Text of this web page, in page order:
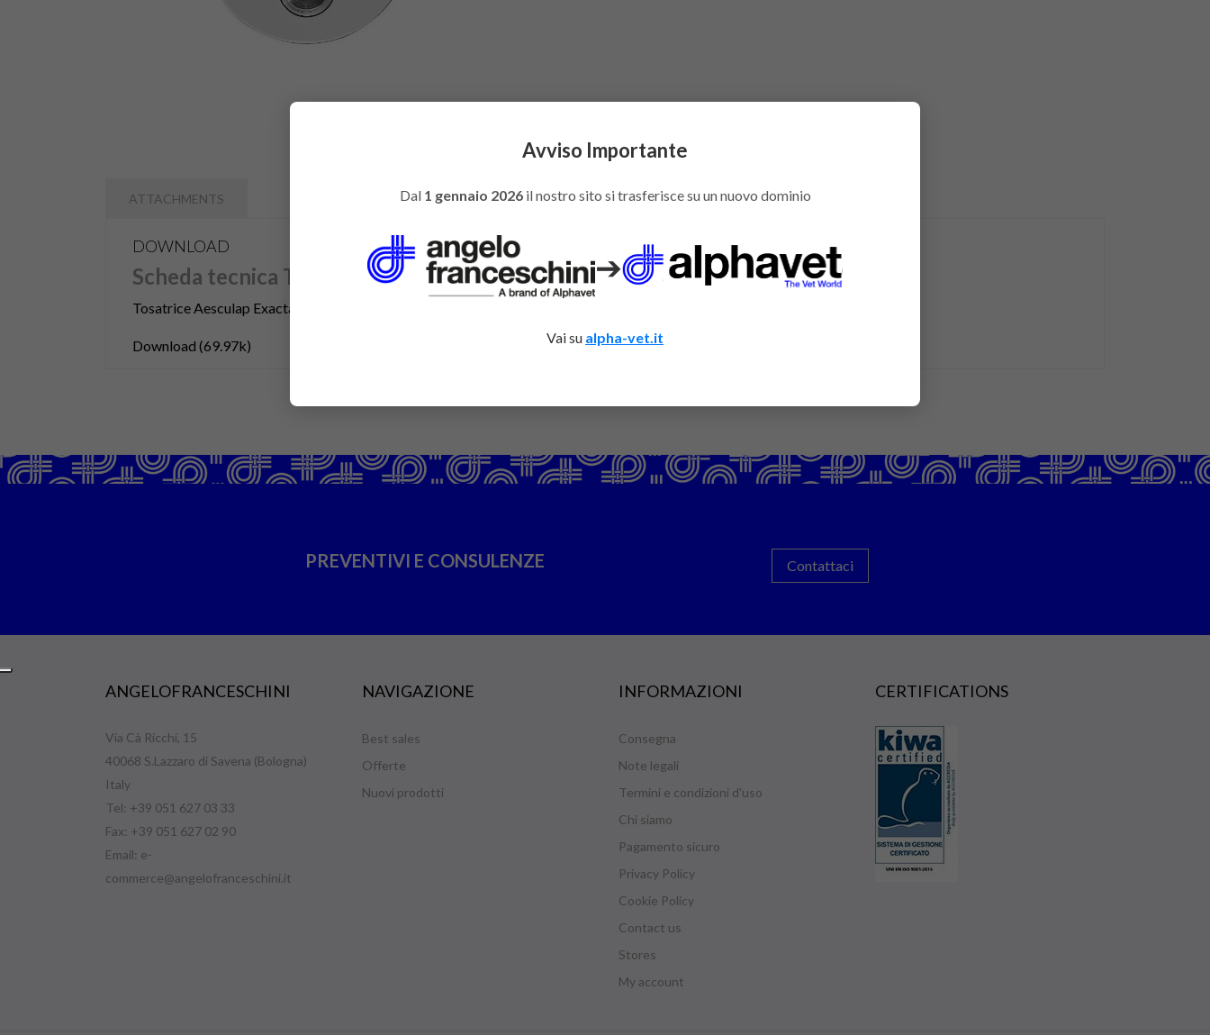
ATTACHMENTS
DOWNLOAD
Scheda tecnica TOL1576
Tosatrice Aesculap Exacta a batteria
Download (69.97k)
PREVENTIVI E CONSULENZE Contattaci
ANGELOFRANCESCHINI
Via Cà Ricchi, 15
40068 S.Lazzaro di Savena (Bologna)
Italy
Tel: +39 051 627 03 33
Fax: +39 051 627 02 90
Email: e-
commerce@angelofranceschini.it
NAVIGAZIONE
Best sales
Offerte
Nuovi prodotti
INFORMAZIONI
Consegna
Note legali
Termini e condizioni d'uso
Chi siamo
Pagamento sicuro
Privacy Policy
Cookie Policy
Contact us
Stores
My account
CERTIFICATIONS
Avviso Importante
Dal 1 gennaio 2026il nostro sito si trasferisce su un nuovo dominio
➔
Vai su alpha-vet.it